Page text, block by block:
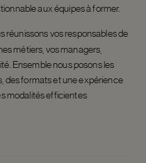
aux équipes à former.
réunissons vos responsables de
métiers, vos managers,
Ensemble nous posons les
des formats et une expérience
modalités efficientes